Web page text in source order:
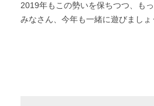
2019年もこの勢いを保ちつつ、も
みなさん、今年も一緒に遊びましょ